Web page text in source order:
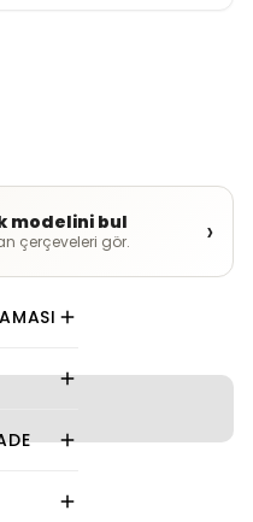
modelini bul
çerçeveleri gör. ›